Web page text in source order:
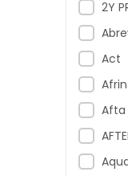
2Y
Act
Afrin
Afta